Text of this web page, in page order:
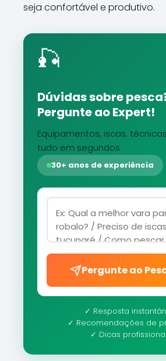
seja confortável e produtivo.
🎣
Dúvidas sobre
Pergunte ao Expert!
Equipamentos, iscas,
tudo em segundos
30+ anos de experiência
Pergunte ao
✓ Resposta
✓ Recomendações de
✓ Dicas